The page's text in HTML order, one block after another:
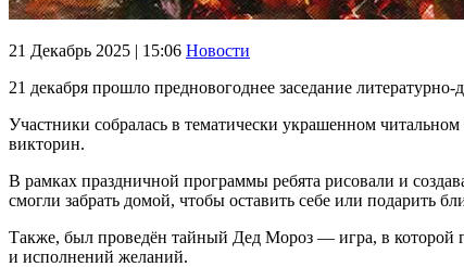
21 Декабрь 2025 | 15:06 Новости
21 декабря прошло предновогоднее заседание
Участники собралась в тематически украшенном
викторин.
В рамках праздничной программы ребята рисовали и
смогли забрать домой, чтобы оставить себе или подарить
Также, был проведён тайный Дед Мороз — игра, в которой
и исполнений желаний.